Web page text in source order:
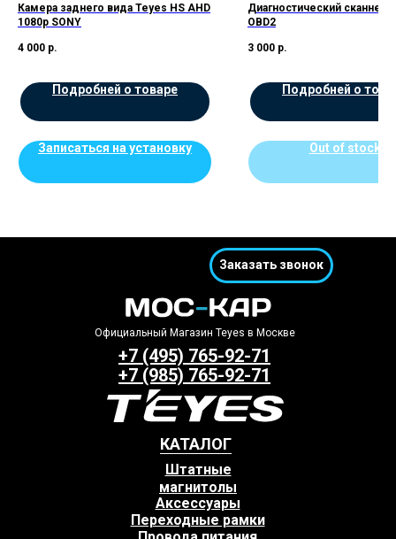
Камера заднего вида Teyes HS AHD
1080p SONY
4 000 р.
Подробней о товаре
Записаться на установку
Диагностический сканнер
OBD2
3 000 р.
Подробней о
Out of stock
КАТАЛОГ
+7 (495) 765-92-71
+7 (985) 765-92-71
Аксессуары
Штатные
магнитолы
Переходные рамки
Заказать звонок
Официальный Магазин Teyes в Москве